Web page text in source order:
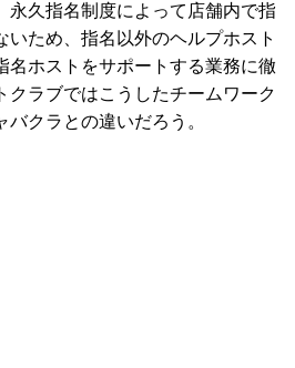
永久指名制度によって店舗内で指
いため、指名以外のヘルプホスト
名ホストをサポートする業務に徹
クラブではこうしたチームワーク
クラとの違いだろう。